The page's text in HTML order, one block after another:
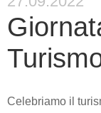
Celebriamo il